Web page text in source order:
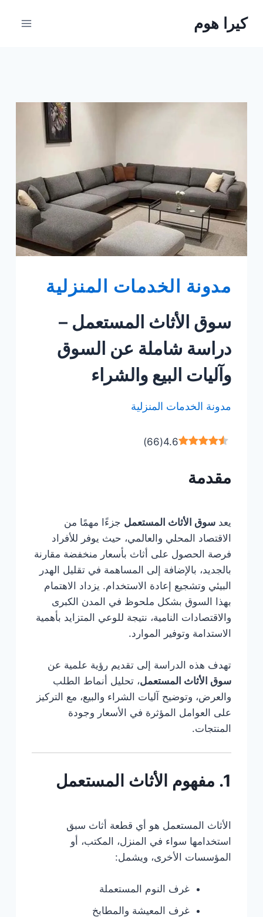
كيرا هوم
مدونة الخدمات المنزلية
سوق الأثاث المستعمل –
دراسة شاملة عن السوق
وآليات البيع والشراء
مدونة الخدمات المنزلية
4.6
(
66
)
مقدمة
يعد سوق الأثاث المستعمل جزءًا مهمًا من
الاقتصاد المحلي والعالمي، حيث يوفر للأفراد
فرصة الحصول على أثاث بأسعار منخفضة مقارنة
بالجديد، بالإضافة إلى المساهمة في تقليل الهدر
البيئي وتشجيع إعادة الاستخدام. يزداد الاهتمام
بهذا السوق بشكل ملحوظ في المدن الكبرى
والاقتصادات النامية، نتيجة للوعي المتزايد بأهمية
الاستدامة وتوفير الموارد.
تهدف هذه الدراسة إلى تقديم رؤية علمية عن
سوق الأثاث المستعمل، تحليل أنماط الطلب
والعرض، وتوضيح آليات الشراء والبيع، مع التركيز
على العوامل المؤثرة في الأسعار وجودة
المنتجات.
1. مفهوم الأثاث المستعمل
الأثاث المستعمل هو أي قطعة أثاث سبق
استخدامها سواء في المنزل، المكتب، أو
المؤسسات الأخرى، ويشمل:
غرف النوم المستعملة
غرف المعيشة والمطابخ